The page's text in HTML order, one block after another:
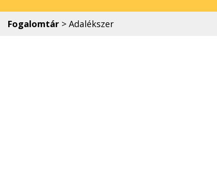
Fogalomtár > Adalékszer